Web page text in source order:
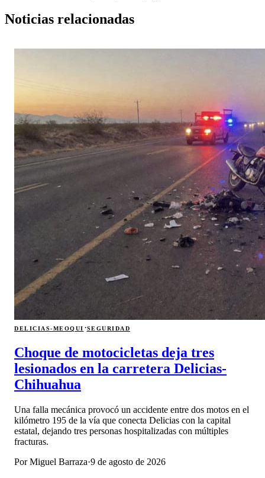
Noticias relacionadas
DELICIAS-MEOQUI ·SEGURIDAD
Choque de motocicletas deja tres
lesionados en la carretera Delicias-
Chihuahua
Una falla mecánica provocó un accidente entre dos motos en el
kilómetro 195 de la vía que conecta Delicias con la capital
estatal, dejando tres personas hospitalizadas con múltiples
fracturas.
PorMiguel Barraza·9 de agosto de 2026